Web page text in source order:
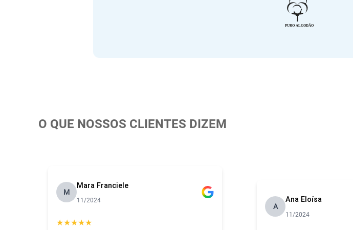
O QUE NOSSOS CLIENTES DIZEM
M
Mara Franciele
11/2024
★★★★★
A
Ana Eloísa
11/2024